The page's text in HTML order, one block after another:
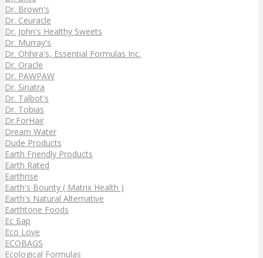
Dr. Brown's
Dr. Ceuracle
Dr. John's Healthy Sweets
Dr. Murray's
Dr. Ohhira's, Essential Formulas Inc.
Dr. Oracle
Dr. PAWPAW
Dr. Sinatra
Dr. Talbot's
Dr. Tobias
Dr.ForHair
Dream Water
Dude Products
Earth Friendly Products
Earth Rated
Earthrise
Earth's Bounty ( Matrix Health )
Earth's Natural Alternative
Earthtone Foods
Ec Бар
Eco Love
ECOBAGS
Ecological Formulas